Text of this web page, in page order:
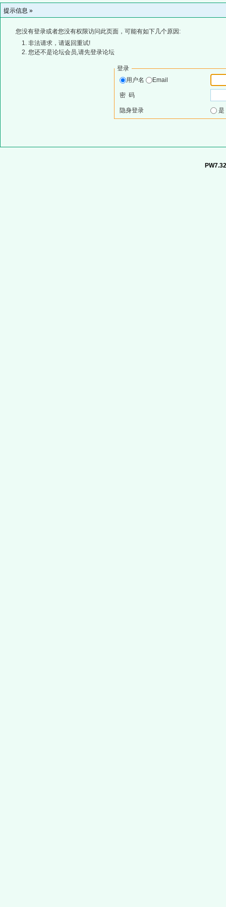
提示信息 »
您没有登录或者您没有权限访问此页面，可能有如下几个原因:
非法请求，请返回重试!
您还不是论坛会员,请先登录论坛
登录
用户名
Email
密 码
隐身登录